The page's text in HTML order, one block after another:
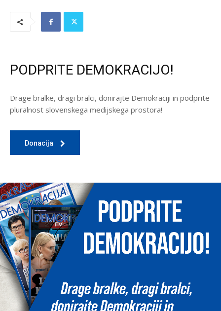
PODPRITE DEMOKRACIJO!
Drage bralke, dragi bralci, donirajte Demokraciji in podprite
pluralnost slovenskega medijskega prostora!
Donacija